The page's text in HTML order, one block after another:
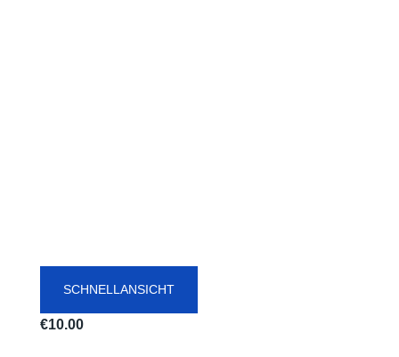
SCHNELLANSICHT
€10.00